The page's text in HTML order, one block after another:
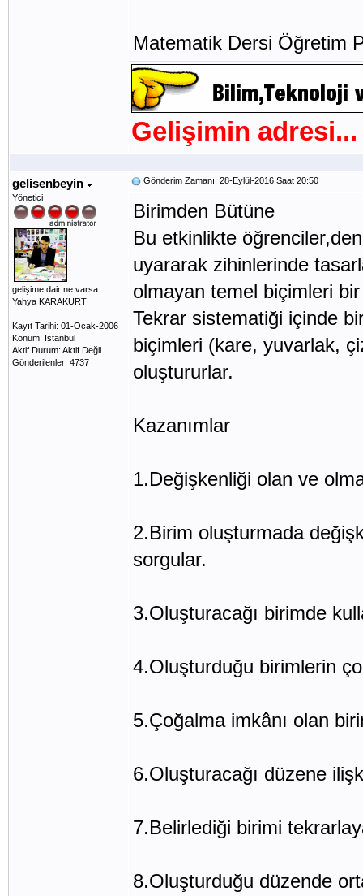
Matematik Dersi Öğretim
Gelişimin adresi...
gelisenbeyin
Yönetici
gelişime dair ne varsa..
Yahya KARAKURT
Kayıt Tarihi: 01-Ocak-2006
Konum: Istanbul
Aktif Durum: Aktif Değil
Gönderilenler: 4737
Gönderim Zamanı: 28-Eylül-2016 Saat 20:50
Birimden Bütüne
Bu etkinlikte
uyararak zihinlerinde
olmayan temel biçimleri
Tekrar sistematiği içinde
biçimleri (kare, yuvarlak,
oluştururlar.
Kazanımlar
1.Değişkenliği olan ve
2.Birim oluşturmada
sorgular.
3.Oluşturacağı birimde
4.Oluşturduğu birimlerin
5.Çoğalma imkânı olan
6.Oluşturacağı düzene
7.Belirlediği birimi
8.Oluşturduğu düzende